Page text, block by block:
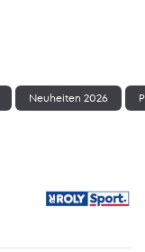
Neuheiten 2026